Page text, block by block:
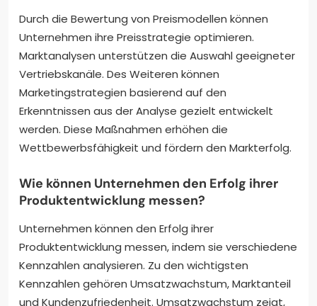
Durch die Bewertung von Preismodellen können
Unternehmen ihre Preisstrategie optimieren.
Marktanalysen unterstützen die Auswahl geeigneter
Vertriebskanäle. Des Weiteren können
Marketingstrategien basierend auf den
Erkenntnissen aus der Analyse gezielt entwickelt
werden. Diese Maßnahmen erhöhen die
Wettbewerbsfähigkeit und fördern den Markterfolg.
Wie können Unternehmen den Erfolg ihrer
Produktentwicklung messen?
Unternehmen können den Erfolg ihrer
Produktentwicklung messen, indem sie verschiedene
Kennzahlen analysieren. Zu den wichtigsten
Kennzahlen gehören Umsatzwachstum, Marktanteil
und Kundenzufriedenheit. Umsatzwachstum zeigt,